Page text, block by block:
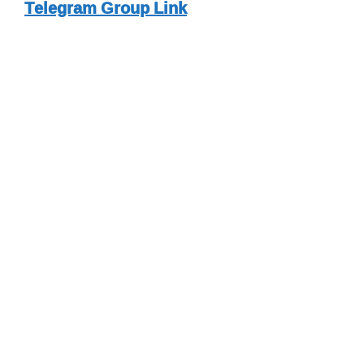
Telegram Group Link